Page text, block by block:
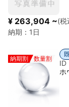
～35 GPa） ・
ルミニウムに対し
工業・耐摩耗用途
・電子・表面処
性セラミックス
料選定時のポイ
度分布 ・酸素
など）
¥ 263,904 ~(税
納期： 1日
納期割 数量割
ID
ホ